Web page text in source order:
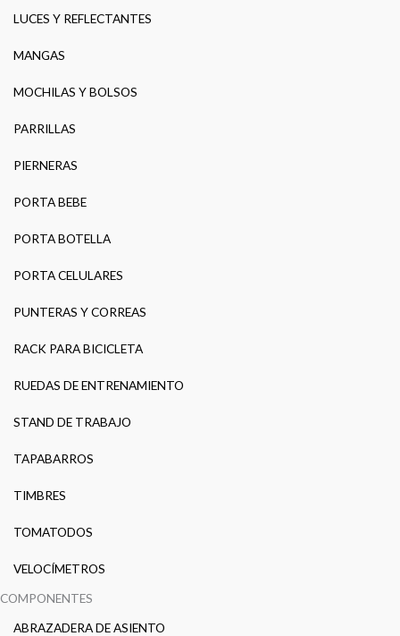
LUCES Y REFLECTANTES
MANGAS
MOCHILAS Y BOLSOS
PARRILLAS
PIERNERAS
PORTA BEBE
PORTA BOTELLA
PORTA CELULARES
PUNTERAS Y CORREAS
RACK PARA BICICLETA
RUEDAS DE ENTRENAMIENTO
STAND DE TRABAJO
TAPABARROS
TIMBRES
TOMATODOS
VELOCÍMETROS
COMPONENTES
ABRAZADERA DE ASIENTO